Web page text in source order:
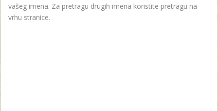
vašeg imena. Za pretragu drugih imena koristite pretragu na
vrhu stranice.